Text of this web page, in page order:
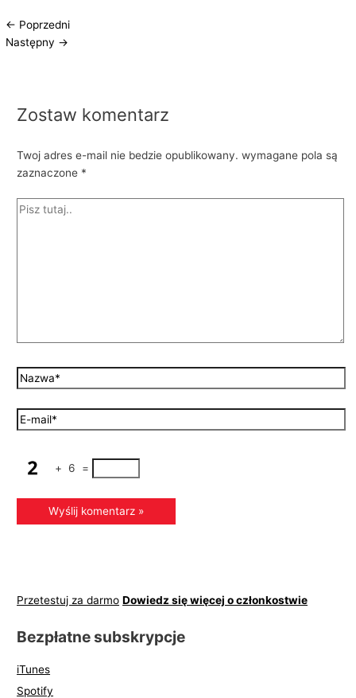
← Poprzedni
Następny →
Zostaw komentarz
Twoj adres e-mail nie bedzie opublikowany. wymagane pola są
zaznaczone *
+ 6 =
Przetestuj za darmo Dowiedz się więcej o członkostwie
Bezpłatne subskrypcje
iTunes
Spotify